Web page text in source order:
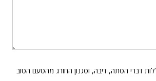
דברי הסתה, דיבה, וסגנון החורג מהטעם הטוב